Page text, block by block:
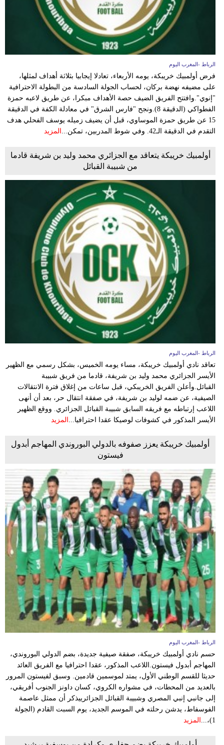
الرباط -المغرب اليوم
فرض أولمبيك خريبكة، يومه الأربعاء، تعادلا إيجابيا بثلاثة أهداف لمثلها،
على مضيفه نهضة بركان، لحساب الجولة السادسة من البطولة الاحترافية
"إنوي".وافتتح الفريق الضيف حصة الأهداف مبكرا، عن طريق لاعبه حمزة
الفطواكي (الدقيقة 8).ونجح "فارس الشرق" في معادلة الكفة في الدقيقة
15 عن طريق حمزة الموساوي، قبل أن يضيف زميله يوسف الفحلي هدف
التقدم في الدقيقة الـ42. وفي شوط المدربين، تمكن...
المزيد
أولمبيك خريبكة يتعاقد مع الجزائري محمد وليد بن شريفة قادما
من شبيبة القبائل
الرباط -المغرب اليوم
تعاقد نادي أولمبيك خريبكة، مساء يومه الخميس، بشكل رسمي مع الظهير
الأيسر الجزائري محمد وليد بن شريفة، قادما من فريق شبيبة
القبائل.وأعلن الفريق الخريبكي، قبل ساعات من إغلاق فترة الانتقالات
الصيفية، عن ضمه لوليد بن شريفة، في صفقة انتقال حر، بعد أن أنهى
اللاعب إرتباطه مع فريقه السابق شبيبة القبائل الجزائري. ووقع الظهير
الأيسر المذكور في كشوفات لوصيكا عقدا احترافيا... المزيد
أولمبيك خريبكة يعزز صفوفه بالدولي البوروندي المهاجم أبدول
فيستون
الرباط -المغرب اليوم
حسم نادي أولمبيك خريبكة، صفقة صيفية جديدة، بضم الدولي البوروندي،
المهاجم أبدول فيستون.اللاعب المذكور، عقدا احترافيا مع الفريق العائد
حديثا للقسم الوطني الأول، يمتد لموسمين قادمين. وسبق لفيستون المرور
بالعديد من المحطات، في مشواره الكروي، كسان داونز الجنوب أفريقي،
إلى جانبي إنبي المصري وشبيبة القبائل الجزائرييذكر أن ممثل عاصمة
الفوسفاط، يدشن رحلته في الموسم الجديد، يوم السبت القادم (الجولة
1)،...
المزيد